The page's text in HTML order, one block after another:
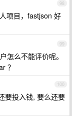
98
项目，fastjson 好
99
怎么不能评价呢。
？
100
要投入钱, 要么还要